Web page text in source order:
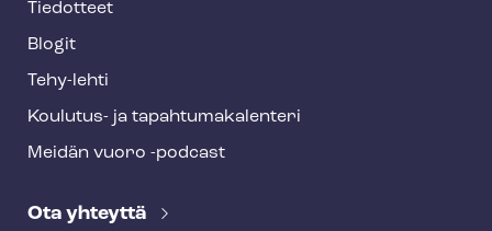
Tiedotteet
Blogit
Tehy-lehti
Koulutus- ja ta­pah­tu­ma­ka­len­te­ri
Meidän vuoro -podcast
Ota yhteyttä